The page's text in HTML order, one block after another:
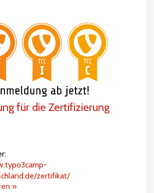
für die Zertifizierung
zertifikat/
»